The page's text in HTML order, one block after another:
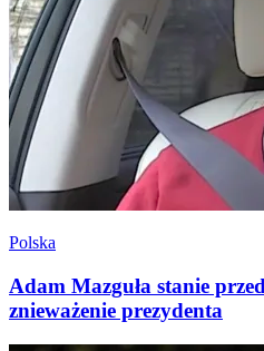
Polska
Adam Mazguła stanie
znieważenie prezydenta